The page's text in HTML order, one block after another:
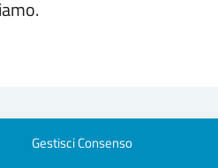
Gestisci Consenso